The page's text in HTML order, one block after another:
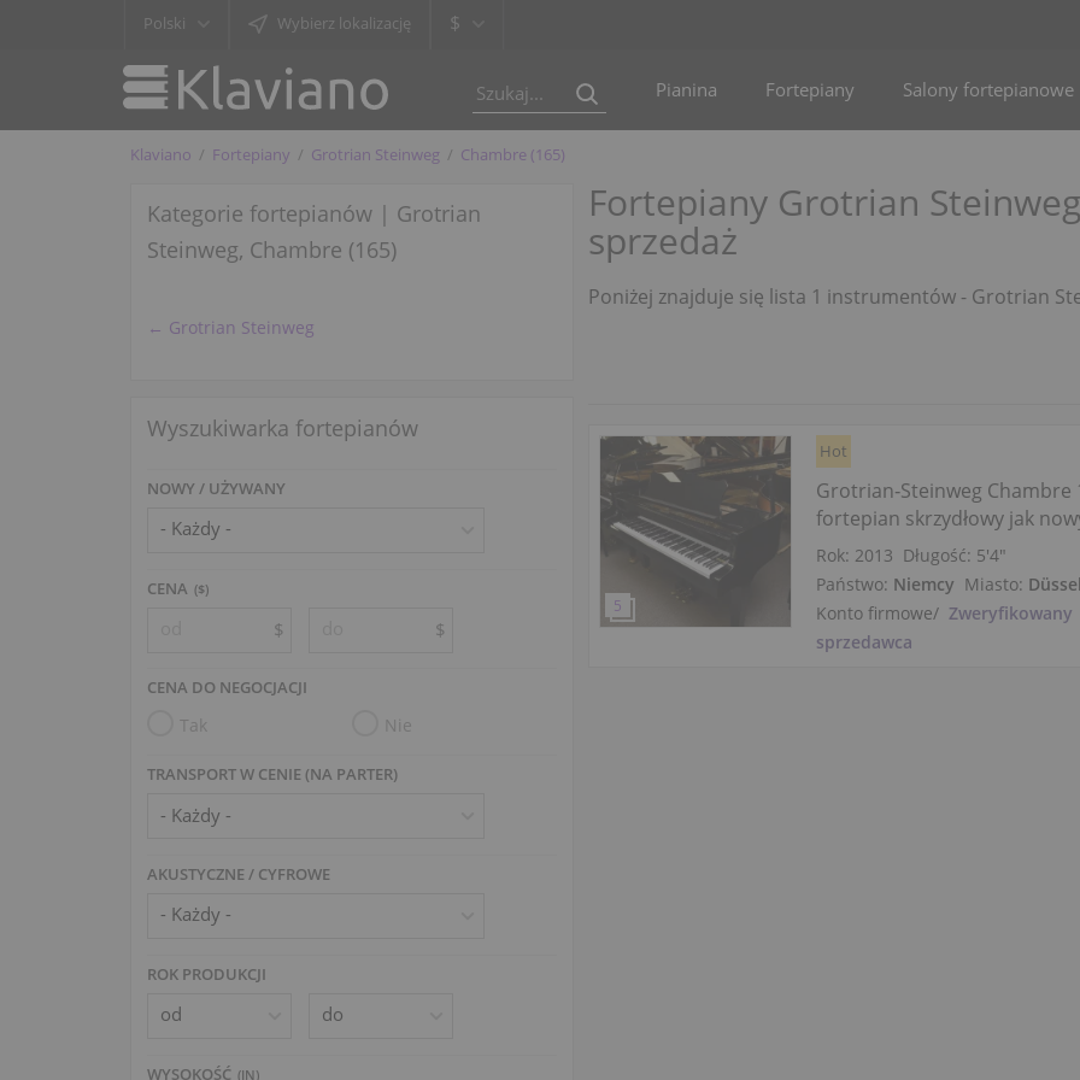
Polski Wybierz lokalizację $
Pianina Fortepiany Salony fortepianowe
Klaviano Fortepiany Grotrian Steinweg Chambre (165)
Kategorie fortepianów | Grotrian
Steinweg, Chambre (165)
← Grotrian Steinweg
Wyszukiwarka fortepianów
NOWY / UŻYWANY
CENA ($)
$ $
CENA DO NEGOCJACJI
Tak Nie
TRANSPORT W CENIE (NA PARTER)
AKUSTYCZNE / CYFROWE
ROK PRODUKCJI
WYSOKOŚĆ (IN)
Fortepiany Grotrian
sprzedaż
Poniżej znajduje się lista 1 instrumentów - Grotrian
Hot
Grotrian‑Steinweg Chambre
fortepian skrzydłowy jak
Rok: 2013 Długość: 5′4″
Państwo: Niemcy Miasto:
Konto firmowe/ Zweryfikowany
sprzedawca